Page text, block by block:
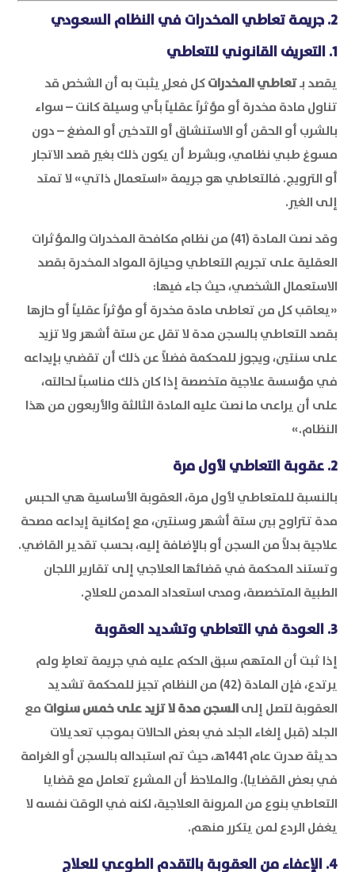
2. جريمة تعاطي المخدرات في النظام السعودي
1. التعريف القانوني للتعاطي
يقصد بـتعاطي المخدراتكل فعلٍ يثبت به أن الشخص قد
تناول مادة مخدرة أو مؤثراً عقلياً بأي وسيلة كانت – سواء
بالشرب أو الحقن أو الاستنشاق أو التدخين أو المضغ – دون
مسوغ طبي نظامي، وبشرط أن يكون ذلك بغير قصد الاتجار
أو الترويج. فالتعاطي هو جريمة «استعمال ذاتي» لا تمتد
إلى الغير.
وقد نصت المادة (41) من نظام مكافحة المخدرات والمؤثرات
العقلية على تجريم التعاطي وحيازة المواد المخدرة بقصد
الاستعمال الشخصي، حيث جاء فيها:
«يعاقب كل من تعاطى مادة مخدرة أو مؤثراً عقلياً أو حازها
بقصد التعاطي بالسجن مدة لا تقل عن ستة أشهر ولا تزيد
على سنتين، ويجوز للمحكمة فضلاً عن ذلك أن تقضي بإيداعه
في مؤسسة علاجية متخصصة إذا كان ذلك مناسباً لحالته،
على أن يراعى ما نصت عليه المادة الثالثة والأربعون من هذا
النظام.»
2. عقوبة التعاطي لأول مرة
بالنسبة للمتعاطي لأول مرة، العقوبة الأساسية هي الحبس
مدة تتراوح بين ستة أشهر وسنتين، مع إمكانية إيداعه مصحة
علاجية بدلاً من السجن أو بالإضافة إليه، بحسب تقدير القاضي.
وتستند المحكمة في قضائها العلاجي إلى تقارير اللجان
الطبية المتخصصة، ومدى استعداد المدمن للعلاج.
3. العودة في التعاطي وتشديد العقوبة
إذا ثبت أن المتهم سبق الحكم عليه في جريمة تعاطٍ ولم
يرتدع، فإن المادة (42) من النظام تجيز للمحكمة تشديد
العقوبة لتصل إلىالسجن مدة لا تزيد على خمس سنوات مع
الجلد (قبل إلغاء الجلد في بعض الحالات بموجب تعديلات
حديثة صدرت عام 1441هـ، حيث تم استبداله بالسجن أو الغرامة
في بعض القضايا). والملاحظ أن المشرع تعامل مع قضايا
التعاطي بنوع من المرونة العلاجية، لكنه في الوقت نفسه لا
يغفل الردع لمن يتكرر منهم.
4. الإعفاء من العقوبة بالتقدم الطوعي للعلاج